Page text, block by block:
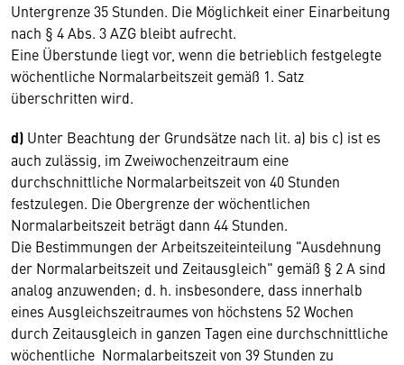
Untergrenze 35 Stunden. Die Möglichkeit einer Einarbeitung
nach § 4 Abs. 3 AZG bleibt aufrecht.
Eine Überstunde liegt vor, wenn die betrieblich festgelegte
wöchentliche Normalarbeitszeit ge­mäß 1. Satz
überschritten wird.
d) Unter Beachtung der Grundsätze nach lit. a) bis c) ist es
auch zulässig, im Zweiwochenzeitraum eine
durchschnittliche Normalarbeitszeit von 40 Stunden
festzulegen. Die Obergrenze der wö­chent­lichen
Normalarbeitszeit beträgt dann 44 Stunden.
Die Bestimmungen der Arbeitszeiteinteilung "Aus­dehnung
der Normalarbeitszeit und Zeit­aus­gleich" gemäß § 2 A sind
analog anzuwenden; d. h. insbesondere, dass innerhalb
eines Aus­gleichs­zeitraumes von höchstens 52 Wochen
durch Zeitausgleich in ganzen Tagen eine durch­schnitt­liche
wöchentliche Normalarbeits­zeit von 39 Stunden zu